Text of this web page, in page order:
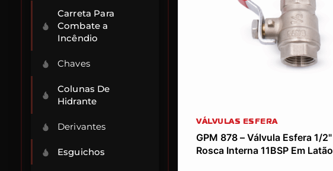
Carreta Para
Combate a
Incêndio
Chaves
Colunas De
Hidrante
Derivantes
Esguichos
VÁLVULAS ESFERA
GPM 878 – Válvula Esfera 1/2"
Rosca Interna 11BSP Em Latão